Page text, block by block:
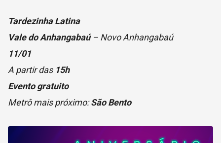
Tardezinha Latina
Vale do Anhangabaú– Novo Anhangabaú
11/01
A partir das 15h
Evento gratuito
Metrô mais próximo:São Bento